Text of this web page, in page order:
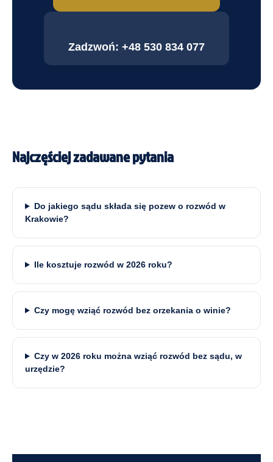
Zadzwoń: +48 530 834 077
Najczęściej zadawane pytania
Do jakiego sądu składa się pozew o rozwód w
Krakowie?
Ile kosztuje rozwód w 2026 roku?
Czy mogę wziąć rozwód bez orzekania o winie?
Czy w 2026 roku można wziąć rozwód bez sądu, w
urzędzie?
0
Shares